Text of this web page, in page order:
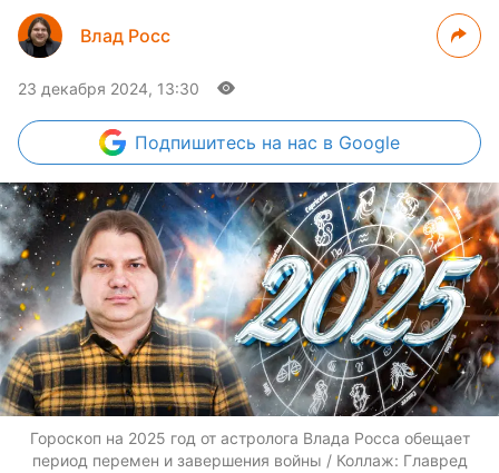
Влад Росс
23 декабря 2024, 13:30
Подпишитесь на нас в Google
Гороскоп на 2025 год от астролога Влада Росса обещает
период перемен и завершения войны / Коллаж: Главред